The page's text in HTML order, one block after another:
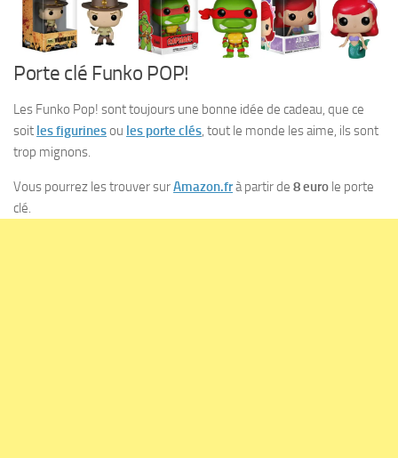
Porte clé Funko POP!
Les Funko Pop! sont toujours une bonne idée de cadeau, que ce
soit les figurinesou les porte clés , tout le monde les aime, ils sont
trop mignons.
Vous pourrez les trouver surAmazon.frà partir de 8 euro le porte
clé.